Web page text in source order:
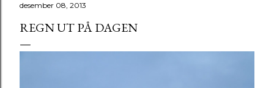
desember 08, 2013
REGN UT PÅ DAGEN